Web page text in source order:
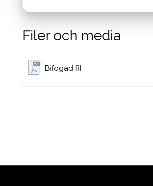
Filer och media
Bifogad fil